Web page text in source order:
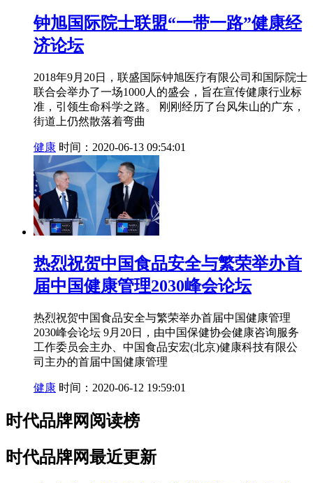
钟旭国际院士联盟“一带一路”健康经
济论坛
2018年9月20日，联盛国际钟旭医疗有限公司和国际院士
联合会举办了一场1000人的盛会，旨在宣传健康行业标
准，引领生命科学之路。 刚刚经历了台风朱山的广东，
街道上仍然散落着弯曲
健康 时间：2020-06-13 09:54:01
热烈祝贺中国食品安全与繁荣举办首
届中国健康管理2030峰会论坛
热烈祝贺中国食品安全与繁荣举办首届中国健康管理
2030峰会论坛 9月20日，由中国保健协会健康咨询服务
工作委员会主办、中国食品安宏(北京)健康科技有限公
司主办的首届中国健康管理
健康 时间：2020-06-12 19:59:01
时代品牌网阅读榜
时代品牌网最近更新